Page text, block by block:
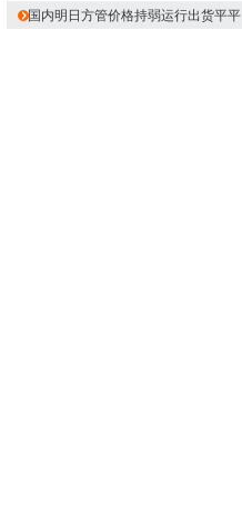
国内明日方管价格持弱运行出货平平